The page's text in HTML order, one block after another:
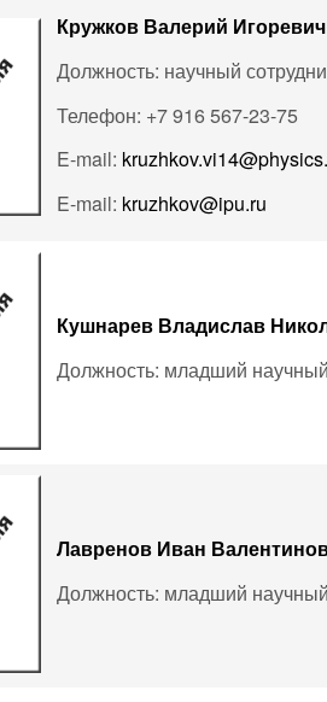
Кружков Валерий Игоревич
Должность: научный
Телефон: +7 916 567-23-75
E-mail:
E-mail: kruzhkov@ipu.ru
Кушнарев Владислав
Должность: младший
Лавренов Иван
Должность: младший